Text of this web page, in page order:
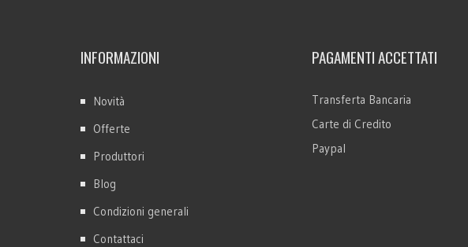
INFORMAZIONI
Novità
Offerte
Produttori
Blog
Condizioni generali
Contattaci
PAGAMENTI ACCETTATI
Transferta Bancaria
Carte di Credito
Paypal